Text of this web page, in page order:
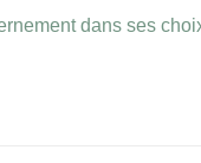
dans ses